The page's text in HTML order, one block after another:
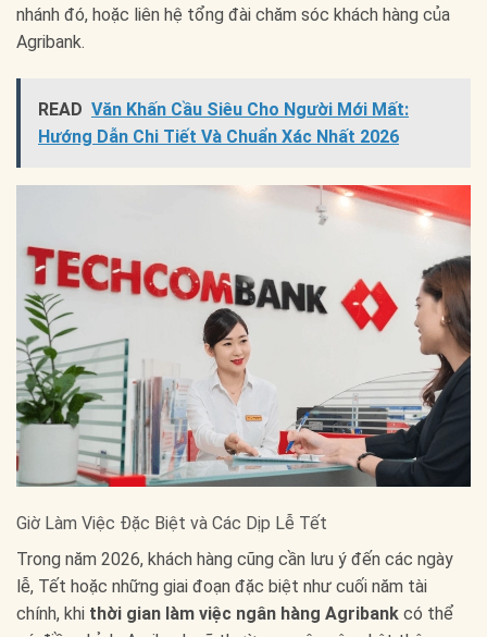
nhánh đó, hoặc liên hệ tổng đài chăm sóc khách hàng của
Agribank.
READ Văn Khấn Cầu Siêu Cho Người Mới Mất:
Hướng Dẫn Chi Tiết Và Chuẩn Xác Nhất 2026
Giờ Làm Việc Đặc Biệt và Các Dịp Lễ Tết
Trong năm 2026, khách hàng cũng cần lưu ý đến các ngày
lễ, Tết hoặc những giai đoạn đặc biệt như cuối năm tài
chính, khi thời gian làm việc ngân hàng Agribank có thể